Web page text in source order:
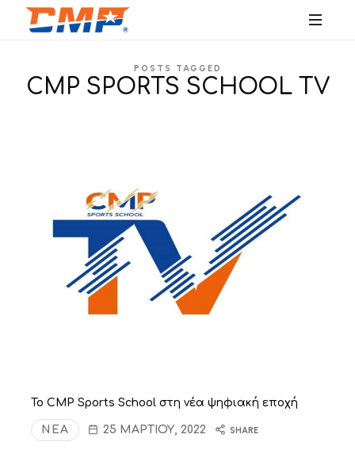
POSTS TAGGED
CMP SPORTS SCHOOL TV
Το CMP Sports School στη νέα ψηφιακή εποχή
ΝΈΑ 25 ΜΑΡΤΊΟΥ, 2022 SHARE